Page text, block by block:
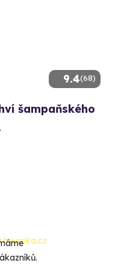
9.4(68)
šampaňského